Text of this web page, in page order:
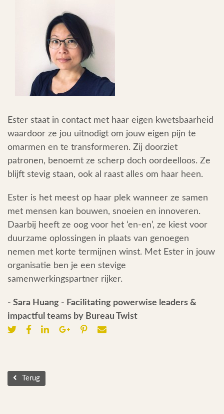
Ester staat in contact met haar eigen kwetsbaarheid
waardoor ze jou uitnodigt om jouw eigen pijn te
omarmen en te transformeren. Zij doorziet
patronen, benoemt ze scherp doch oordeelloos. Ze
blijft stevig staan, ook al raast alles om haar heen.
Ester is het meest op haar plek wanneer ze samen
met mensen kan bouwen, snoeien en innoveren.
Daarbij heeft ze oog voor het ‘en-en’, ze kiest voor
duurzame oplossingen in plaats van genoegen
nemen met korte termijnen winst. Met Ester in jouw
organisatie ben je een stevige
samenwerkingspartner rijker.
- Sara Huang - Facilitating powerwise leaders &
impactful teams by Bureau Twist
Terug